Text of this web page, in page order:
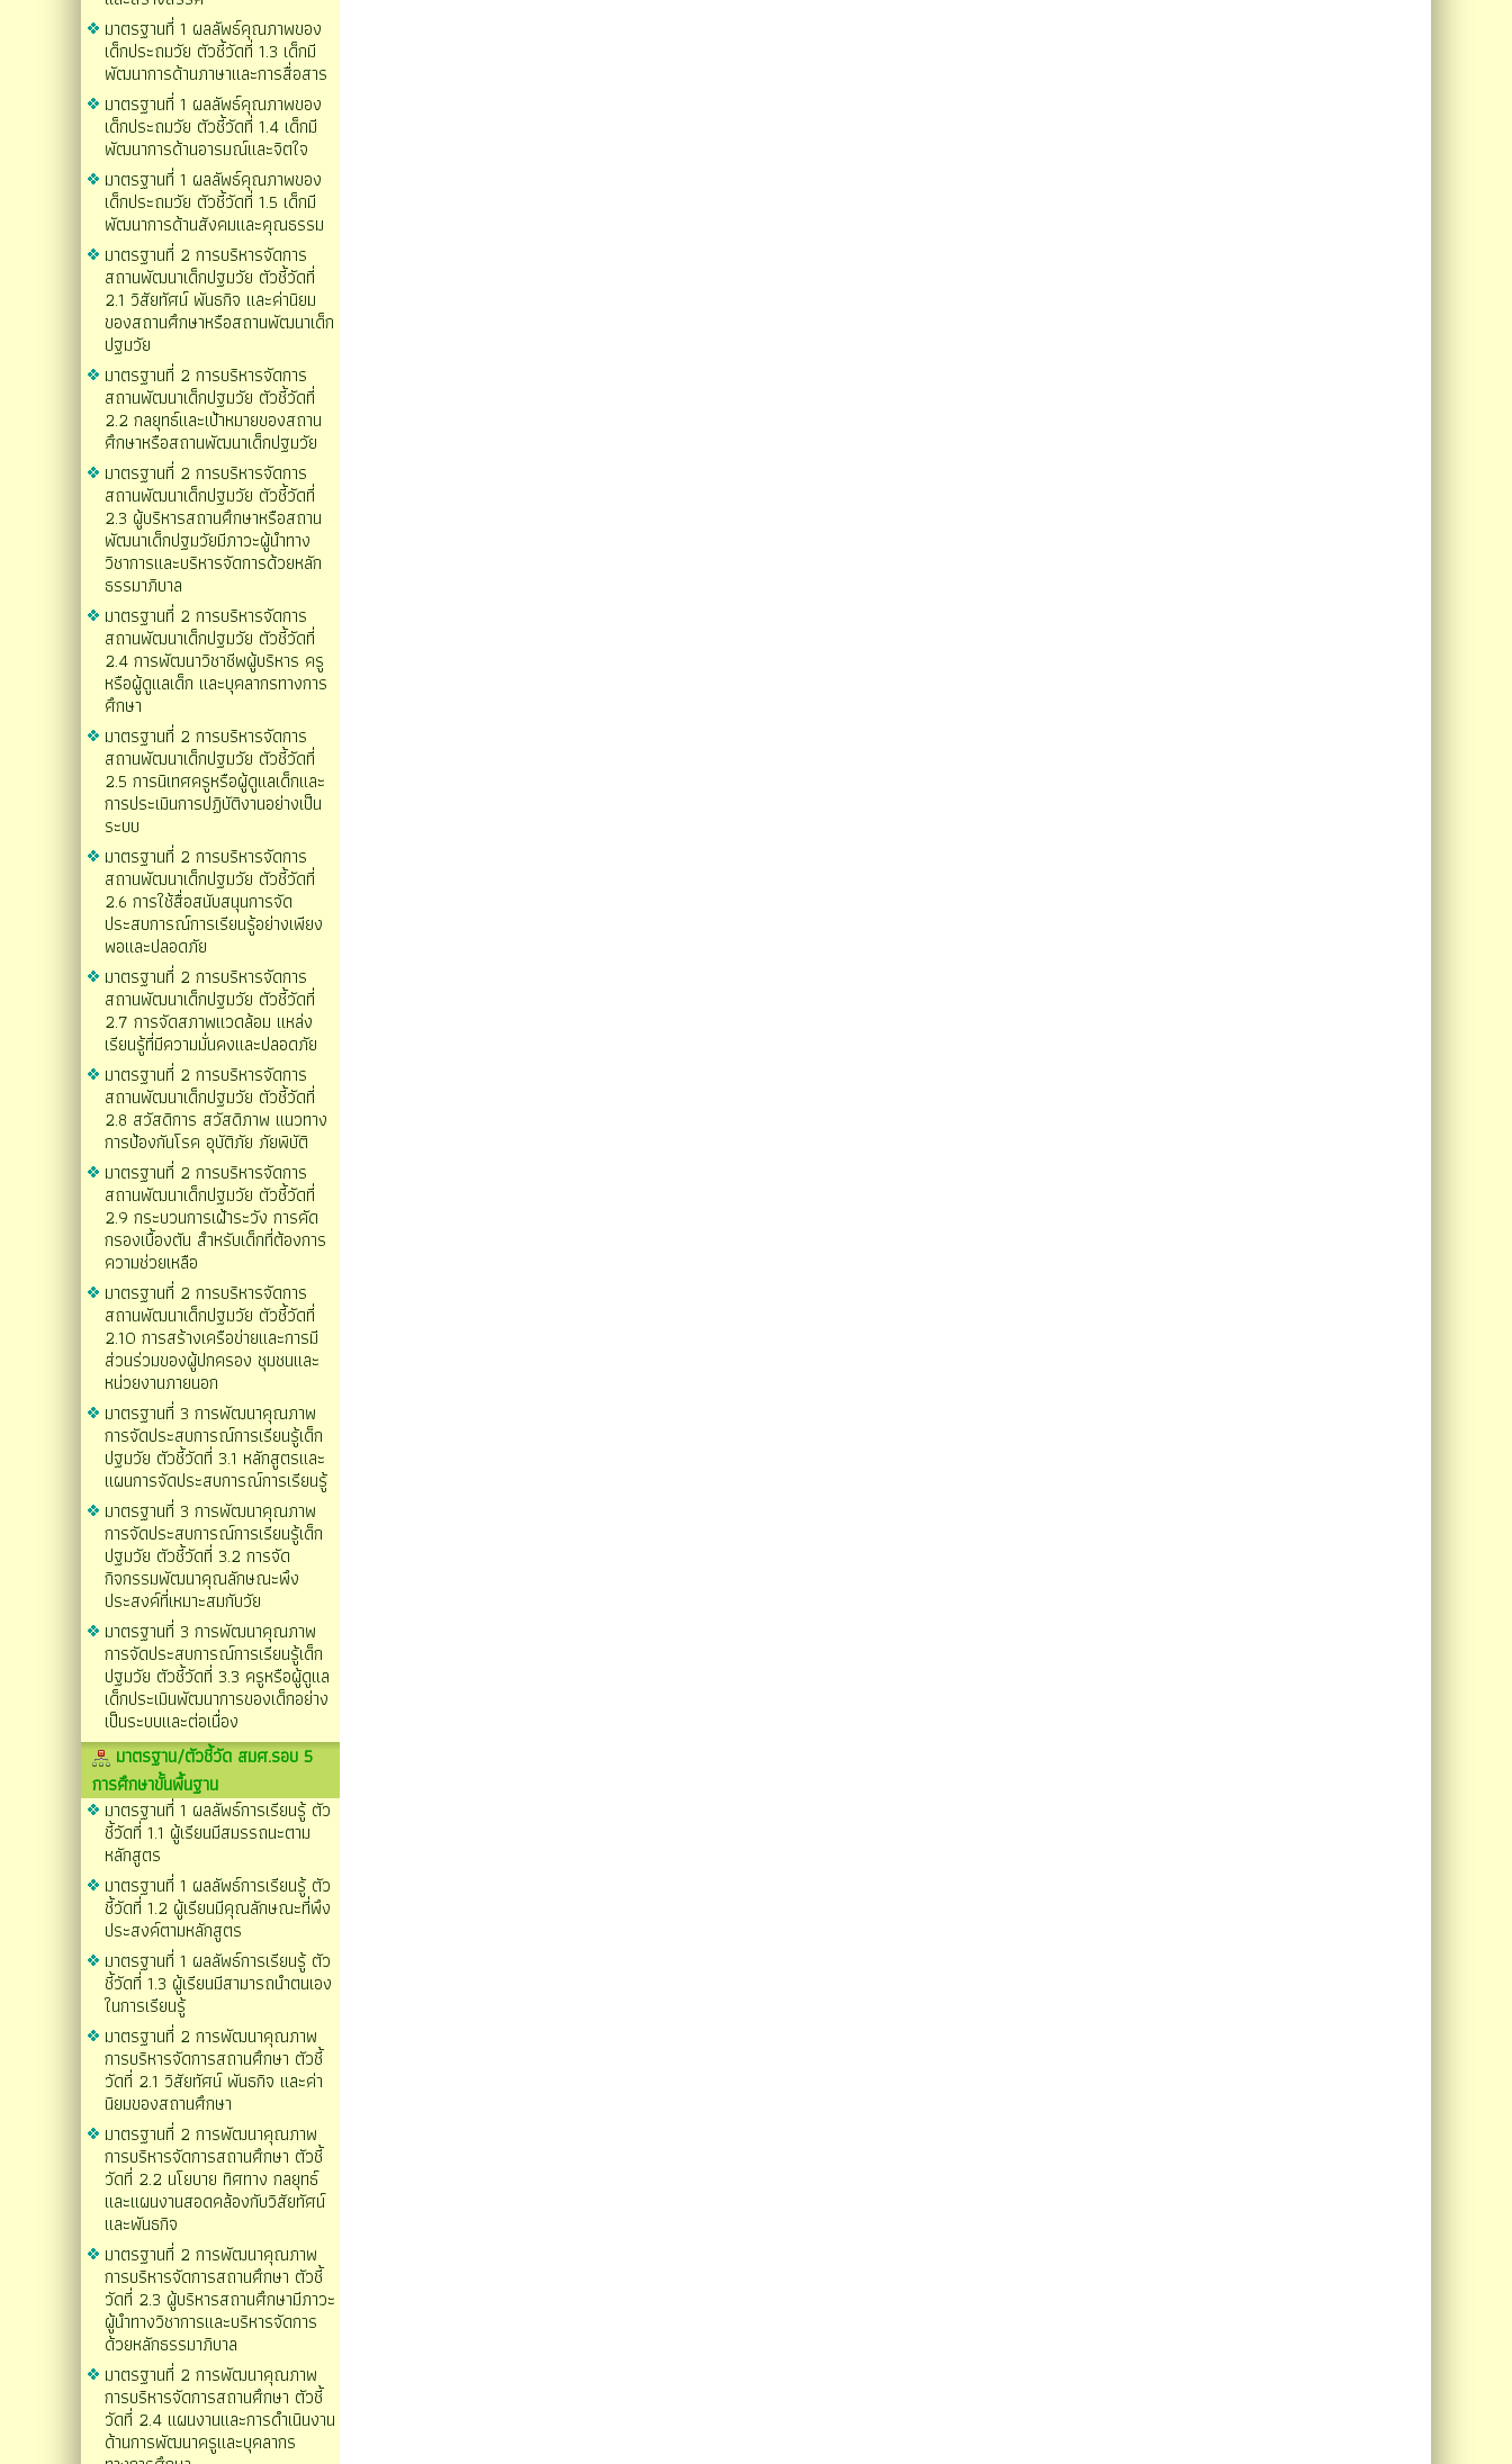
มาตรฐานที่ 1 ผลลัพธ์คุณภาพของ
เด็กประถมวัย ตัวชี้วัดที่ 1.3 เด็กมี
พัฒนาการด้านภาษาและการสื่อสาร
มาตรฐานที่ 1 ผลลัพธ์คุณภาพของ
เด็กประถมวัย ตัวชี้วัดที่ 1.4 เด็กมี
พัฒนาการด้านอารมณ์และจิตใจ
มาตรฐานที่ 1 ผลลัพธ์คุณภาพของ
เด็กประถมวัย ตัวชี้วัดที่ 1.5 เด็กมี
พัฒนาการด้านสังคมและคุณธรรม
มาตรฐานที่ 2 การบริหารจัดการ
สถานพัฒนาเด็กปฐมวัย ตัวชี้วัดที่
2.1 วิสัยทัศน์ พันธกิจ และค่านิยม
ของสถานศึกษาหรือสถานพัฒนาเด็ก
ปฐมวัย
มาตรฐานที่ 2 การบริหารจัดการ
สถานพัฒนาเด็กปฐมวัย ตัวชี้วัดที่
2.2 กลยุทธ์และเป้าหมายของสถาน
ศึกษาหรือสถานพัฒนาเด็กปฐมวัย
มาตรฐานที่ 2 การบริหารจัดการ
สถานพัฒนาเด็กปฐมวัย ตัวชี้วัดที่
2.3 ผู้บริหารสถานศึกษาหรือสถาน
พัฒนาเด็กปฐมวัยมีภาวะผู้นำทาง
วิชาการและบริหารจัดการด้วยหลัก
ธรรมาภิบาล
มาตรฐานที่ 2 การบริหารจัดการ
สถานพัฒนาเด็กปฐมวัย ตัวชี้วัดที่
2.4 การพัฒนาวิชาชีพผู้บริหาร ครู
หรือผู้ดูแลเด็ก และบุคลากรทางการ
ศึกษา
มาตรฐานที่ 2 การบริหารจัดการ
สถานพัฒนาเด็กปฐมวัย ตัวชี้วัดที่
2.5 การนิเทศครูหรือผู้ดูแลเด็กและ
การประเมินการปฏิบัติงานอย่างเป็น
ระบบ
มาตรฐานที่ 2 การบริหารจัดการ
สถานพัฒนาเด็กปฐมวัย ตัวชี้วัดที่
2.6 การใช้สื่อสนับสนุนการจัด
ประสบการณ์การเรียนรู้อย่างเพียง
พอและปลอดภัย
มาตรฐานที่ 2 การบริหารจัดการ
สถานพัฒนาเด็กปฐมวัย ตัวชี้วัดที่
2.7 การจัดสภาพแวดล้อม แหล่ง
เรียนรู้ที่มีความมั่นคงและปลอดภัย
มาตรฐานที่ 2 การบริหารจัดการ
สถานพัฒนาเด็กปฐมวัย ตัวชี้วัดที่
2.8 สวัสดิการ สวัสดิภาพ แนวทาง
การป้องกันโรค อุบัติภัย ภัยพิบัติ
มาตรฐานที่ 2 การบริหารจัดการ
สถานพัฒนาเด็กปฐมวัย ตัวชี้วัดที่
2.9 กระบวนการเฝ้าระวัง การคัด
กรองเบื้องตัน สำหรับเด็กที่ต้องการ
ความช่วยเหลือ
มาตรฐานที่ 2 การบริหารจัดการ
สถานพัฒนาเด็กปฐมวัย ตัวชี้วัดที่
2.10 การสร้างเครือข่ายและการมี
ส่วนร่วมของผู้ปกครอง ชุมชนและ
หน่วยงานภายนอก
มาตรฐานที่ 3 การพัฒนาคุณภาพ
การจัดประสบการณ์การเรียนรู้เด็ก
ปฐมวัย ตัวชี้วัดที่ 3.1 หลักสูตรและ
แผนการจัดประสบการณ์การเรียนรู้
มาตรฐานที่ 3 การพัฒนาคุณภาพ
การจัดประสบการณ์การเรียนรู้เด็ก
ปฐมวัย ตัวชี้วัดที่ 3.2 การจัด
กิจกรรมพัฒนาคุณลักษณะพึง
ประสงค์ที่เหมาะสมกับวัย
มาตรฐานที่ 3 การพัฒนาคุณภาพ
การจัดประสบการณ์การเรียนรู้เด็ก
ปฐมวัย ตัวชี้วัดที่ 3.3 ครูหรือผู้ดูแล
เด็กประเมินพัฒนาการของเด็กอย่าง
เป็นระบบและต่อเนื่อง
มาตรฐาน/ตัวชี้วัด สมศ.รอบ 5
การศึกษาขั้นพื้นฐาน
มาตรฐานที่ 1 ผลลัพธ์การเรียนรู้ ตัว
ชี้วัดที่ 1.1 ผู้เรียนมีสมรรถนะตาม
หลักสูตร
มาตรฐานที่ 1 ผลลัพธ์การเรียนรู้ ตัว
ชี้วัดที่ 1.2 ผู้เรียนมีคุณลักษณะที่พึง
ประสงค์ตามหลักสูตร
มาตรฐานที่ 1 ผลลัพธ์การเรียนรู้ ตัว
ชี้วัดที่ 1.3 ผู้เรียนมีสามารถนำตนเอง
ในการเรียนรู้
มาตรฐานที่ 2 การพัฒนาคุณภาพ
การบริหารจัดการสถานศึกษา ตัวชี้
วัดที่ 2.1 วิสัยทัศน์ พันธกิจ และค่า
นิยมของสถานศึกษา
มาตรฐานที่ 2 การพัฒนาคุณภาพ
การบริหารจัดการสถานศึกษา ตัวชี้
วัดที่ 2.2 นโยบาย ทิศทาง กลยุทธ์
และแผนงานสอดคล้องกับวิสัยทัศน์
และพันธกิจ
มาตรฐานที่ 2 การพัฒนาคุณภาพ
การบริหารจัดการสถานศึกษา ตัวชี้
วัดที่ 2.3 ผู้บริหารสถานศึกษามีภาวะ
ผู้นำทางวิชาการและบริหารจัดการ
ด้วยหลักธรรมาภิบาล
มาตรฐานที่ 2 การพัฒนาคุณภาพ
การบริหารจัดการสถานศึกษา ตัวชี้
วัดที่ 2.4 แผนงานและการดำเนินงาน
ด้านการพัฒนาครูและบุคลากร